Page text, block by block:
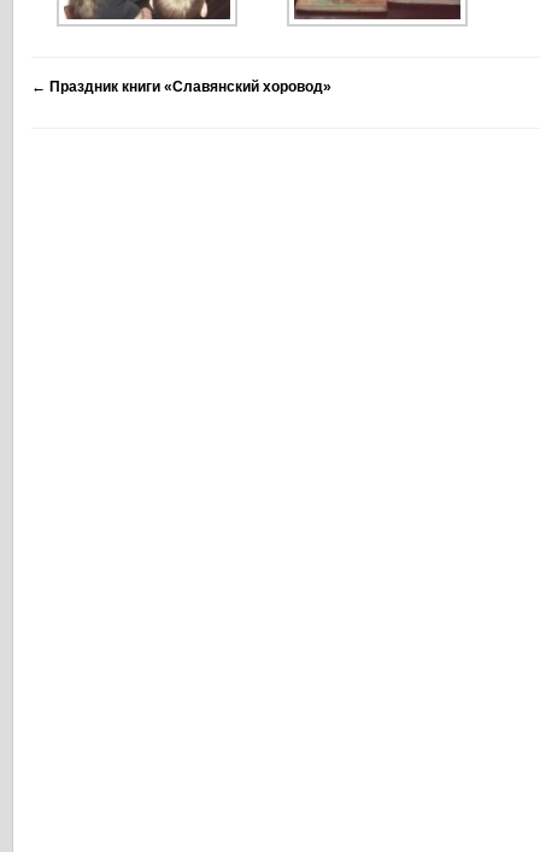
← Праздник книги «Славянский хоровод»